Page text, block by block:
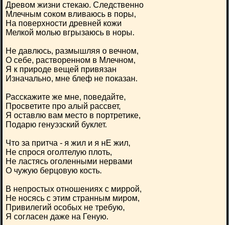
Древом жизни стекаю. Следственно
Млечным соком вливаюсь в поры,
На поверхности древней кожи
Мелкой молью вгрызаюсь в норы.
Не давлюсь, размышляя о вечном,
О себе, растворенном в Млечном,
Я к природе вещей привязан
Изначально, мне блеф не показан.
Расскажите же мне, поведайте,
Просветите про алый рассвет,
Я оставлю вам место в портретике,
Подарю генуэзский буклет.
Что за притча - я жил и я нЕ жил,
Не спрося оголтелую плоть,
Не ластясь оголенными нервами
О чужую берцовую кость.
В непростых отношениях с миррой,
Не носясь с этим странным миром,
Привилегий особых не требую,
Я согласен даже на Геную.